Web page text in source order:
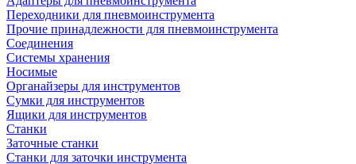
Переходники для пневмоинструмента
Прочие принадлежности для пневмоинструмента
Соединения
Системы хранения
Носимые
Органайзеры для инструментов
Сумки для инструментов
Ящики для инструментов
Станки
Заточные станки
Станки для заточки инструмента